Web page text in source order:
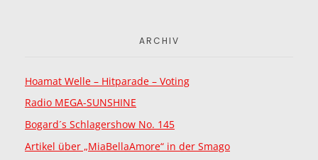
ARCHIV
Hoamat Welle – Hitparade – Voting
Radio MEGA-SUNSHINE
Bogard´s Schlagershow No. 145
Artikel über „MiaBellaAmore“ in der Smago